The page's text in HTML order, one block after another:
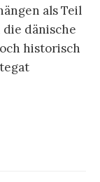
als Teil
dänische
historisch